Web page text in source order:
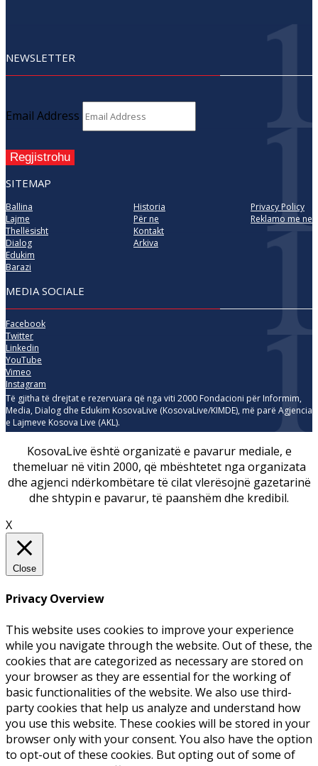
NEWSLETTER
Email Address
Regjistrohu
SITEMAP
Ballina
Lajme
Thellësisht
Dialog
Edukim
Barazi
Historia
Për ne
Kontakt
Arkiva
Privacy Policy
Reklamo me ne
MEDIA SOCIALE
Facebook
Twitter
Linkedin
YouTube
Vimeo
Instagram
Të gjitha të drejtat e rezervuara që nga viti 2000 Fondacioni për Informim,
Media, Dialog dhe Edukim KosovaLive (KosovaLive/KIMDE), më parë Agjencia
e Lajmeve Kosova Live (AKL).
KosovaLive është organizatë e pavarur mediale, e
themeluar në vitin 2000, që mbështetet nga organizata
dhe agjenci ndërkombëtare të cilat vlerësojnë gazetarinë
dhe shtypin e pavarur, të paanshëm dhe kredibil.
X
Close
Privacy Overview
This website uses cookies to improve your experience
while you navigate through the website. Out of these, the
cookies that are categorized as necessary are stored on
your browser as they are essential for the working of
basic functionalities of the website. We also use third-
party cookies that help us analyze and understand how
you use this website. These cookies will be stored in your
browser only with your consent. You also have the option
to opt-out of these cookies. But opting out of some of